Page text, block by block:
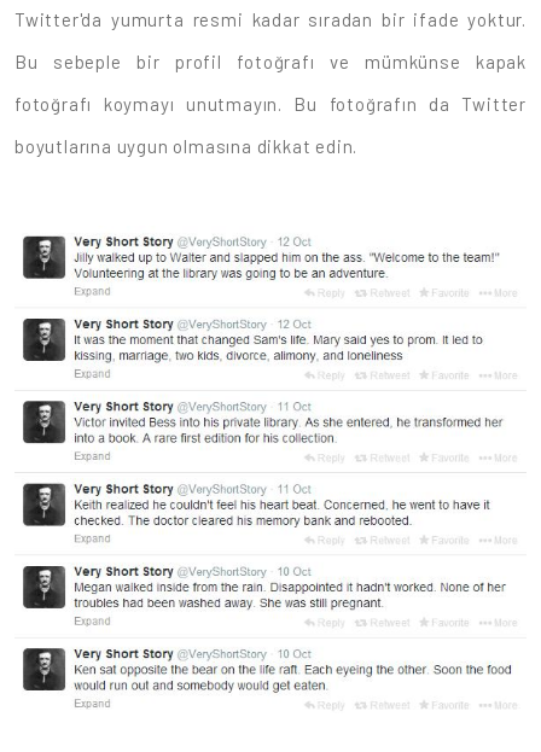
Twitter'da yumurta resmi kadar sıradan bir ifade yoktur.
Bu sebeple bir profil fotoğrafı ve mümkünse kapak
fotoğrafı koymayı unutmayın. Bu fotoğrafın da Twitter
boyutlarına uygun olmasına dikkat edin.